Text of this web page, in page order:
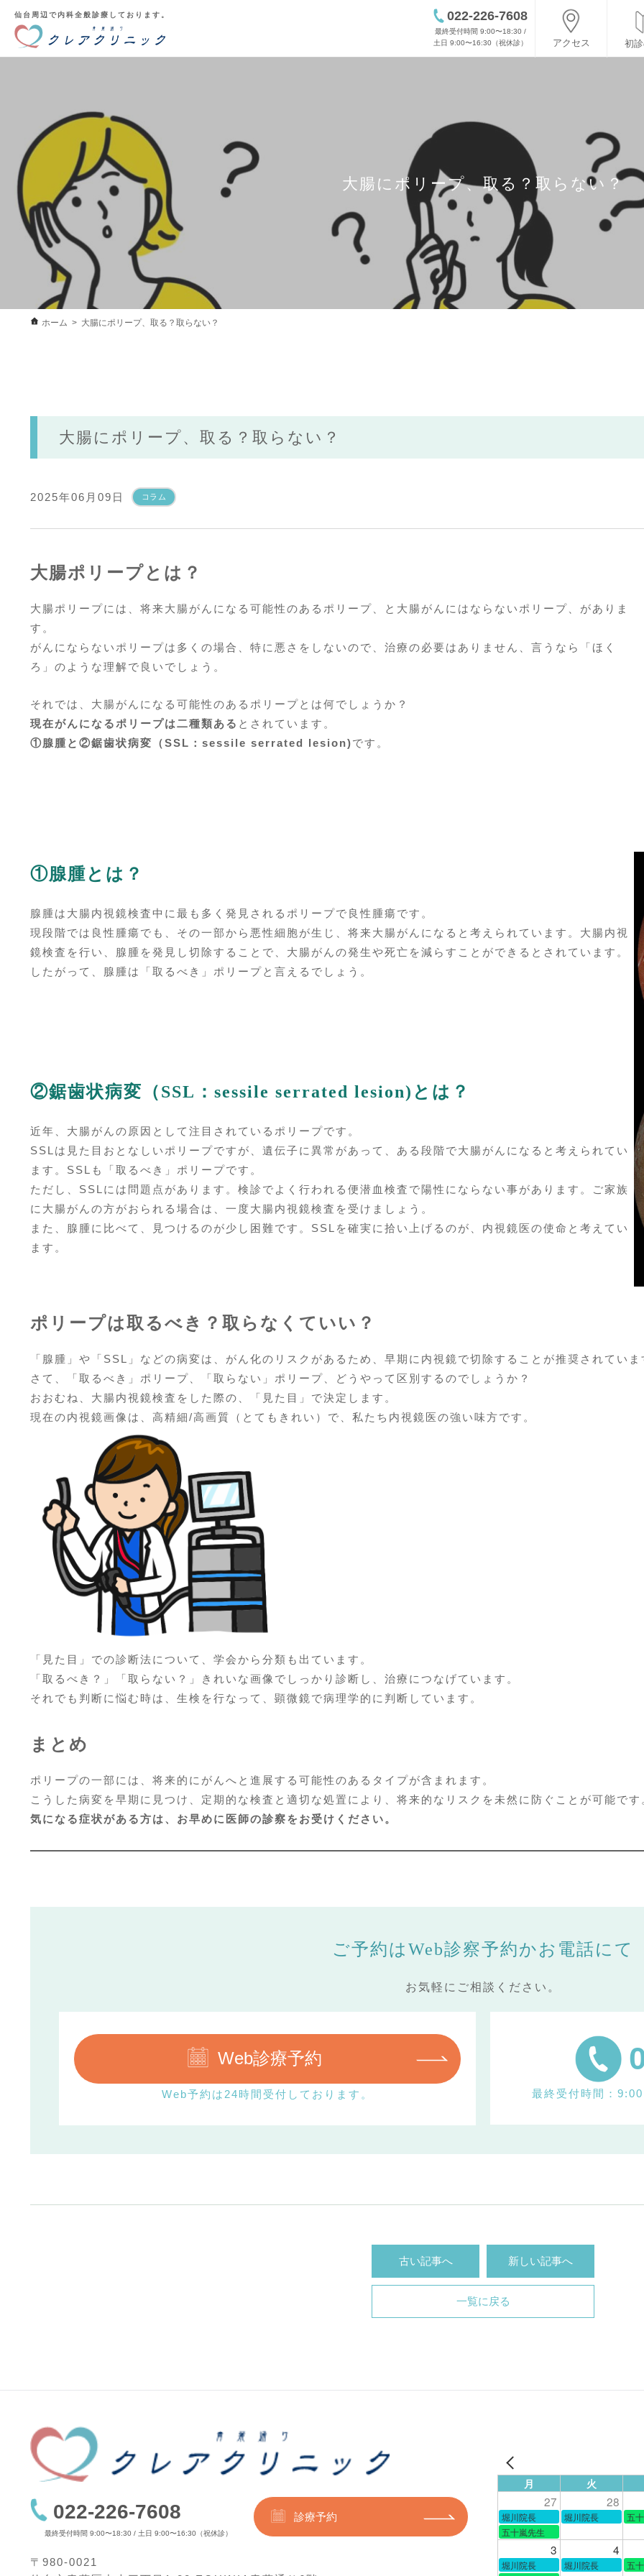
仙台周辺で内科全般診療しております。 022-226-7608
最終受付時間 9:00〜18:30 /
土日 9:00〜16:30（祝休診）
アクセス 初
大腸にポリープ、取る？取らない？
ホーム 大腸にポリープ、取る？取らない？
大腸にポリープ、取る？取らない？
2025年06月09日 コラム
大腸ポリープとは？
大腸ポリープには、将来大腸がんになる可能性のあるポリープ、と大腸がんにはならないポリープ、がありま
す。
がんにならないポリープは多くの場合、特に悪さをしないので、治療の必要はありません、言うなら「ほく
ろ」のような理解で良いでしょう。
それでは、大腸がんになる可能性のあるポリープとは何でしょうか？
現在がんになるポリープは二種類ある とされています。
①腺腫と②鋸歯状病変（SSL：sessile serrated lesion)です。
①腺腫とは？
腺腫は大腸内視鏡検査中に最も多く発見されるポリープで良性腫瘍です。
現段階では良性腫瘍でも、その一部から悪性細胞が生じ、将来大腸がんになると考えられています。大腸内視
鏡検査を行い、腺腫を発見し切除することで、大腸がんの発生や死亡を減らすことができるとされています。
したがって、腺腫は「取るべき」ポリープと言えるでしょう。
②鋸歯状病変（SSL：sessile serrated lesion)とは？
近年、大腸がんの原因として注目されているポリープです。
SSLは見た目おとなしいポリープですが、遺伝子に異常があって、ある段階で大腸がんになると考えられてい
ます。SSLも「取るべき」ポリープです。
ただし、SSLには問題点があります。検診でよく行われる便潜血検査で陽性にならない事があります。ご家族
に大腸がんの方がおられる場合は、一度大腸内視鏡検査を受けましょう。
また、腺腫に比べて、見つけるのが少し困難です。SSLを確実に拾い上げるのが、内視鏡医の使命と考えてい
ます。
ポリープは取るべき？取らなくていい？
「腺腫」や「SSL」などの病変は、がん化のリスクがあるため、早期に内視鏡で切除することが推奨されていま
さて、「取るべき」ポリープ、「取らない」ポリープ、どうやって区別するのでしょうか？
おおむね、大腸内視鏡検査をした際の、「見た目」で決定します。
現在の内視鏡画像は、高精細/高画質（とてもきれい）で、私たち内視鏡医の強い味方です。
「見た目」での診断法について、学会から分類も出ています。
「取るべき？」「取らない？」きれいな画像でしっかり診断し、治療につなげています。
それでも判断に悩む時は、生検を行なって、顕微鏡で病理学的に判断しています。
まとめ
ポリープの一部には、将来的にがんへと進展する可能性のあるタイプが含まれます。
こうした病変を早期に見つけ、定期的な検査と適切な処置により、将来的なリスクを未然に防ぐことが可能です
気になる症状がある方は、お早めに医師の診察をお受けください。
ご予約はWeb診察予約かお電話にて
お気軽にご相談ください。
Web診療予約
Web予約は 24時間受付しております。 最終受付時間：
古い記事へ 新しい記事へ
一覧に戻る
022-226-7608
最終受付時間 9:00〜18:30 / 土日 9:00〜16:30（祝休診）
診療予約
〒980-0021
月 火
27 28
堀川院長 堀川院長
五
五十嵐先生
3 4
堀川院長 堀川院長
五